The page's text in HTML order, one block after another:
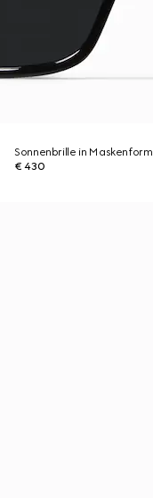
Sonnenbrille in Maskenform
€ 430